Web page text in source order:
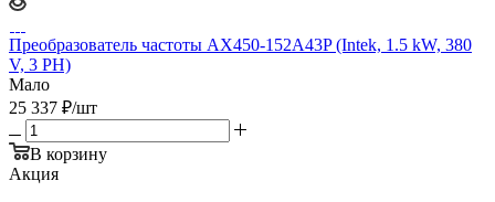
Преобразователь частоты AX450-152A43P (Intek, 1.5 kW, 380
V, 3 PH)
Мало
25 337 ₽/шт
В корзину
Акция